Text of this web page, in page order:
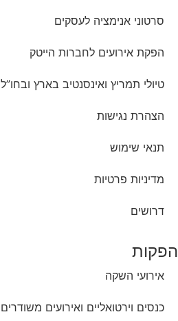
סרטוני אנימציה לעסקים
הפקת אירועים לחברות הייטק
טיולי תמריץ ואינסנטיב בארץ ובחו”ל
הצהרת נגישות
תנאי שימוש
מדיניות פרטיות
דרושים
הפקות
אירועי השקה
כנסים וירטואליים ואירועים משודרים